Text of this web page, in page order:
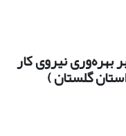
بهره‌وری نیروی کار
گلستان )